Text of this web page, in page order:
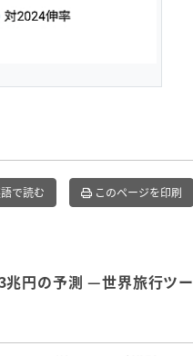
で読む このページを印刷
兆円の予測 —世界旅行ツー